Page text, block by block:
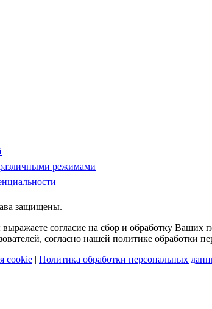
режимами
защищены.
согласие на сбор и обработку
согласно нашей политике обработки
cookie | Политика обработки персональных